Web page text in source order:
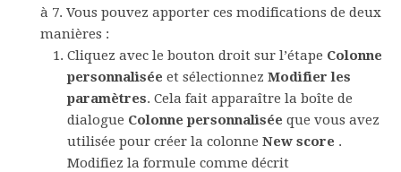
à 7. Vous pouvez apporter ces modifications de deux
manières :
Cliquez avec le bouton droit sur l’étape Colonne
personnalisée et sélectionnez Modifier les
paramètres. Cela fait apparaître la boîte de
dialogue Colonne personnalisée que vous avez
utilisée pour créer la colonne New score .
Modifiez la formule comme décrit